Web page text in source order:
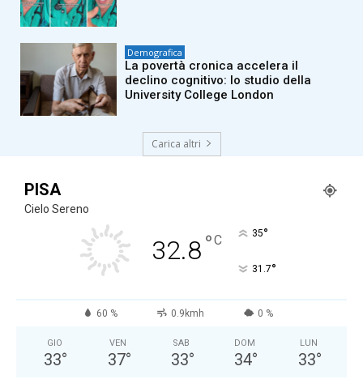
Demografica
La povertà cronica accelera il
declino cognitivo: lo studio della
University College London
Carica altri
PISA
Cielo Sereno
32.8°C 35°
31.7°
60 % 0.9kmh 0 %
GIO
33°
VEN
37°
SAB
33°
DOM
34°
LUN
33°